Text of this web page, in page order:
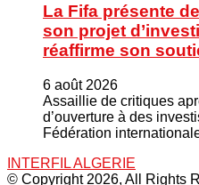
La Fifa présente
son projet
réaffirme son
6 août 2026
Assaillie de critiques
d’ouverture à des
Fédération
INTERFIL ALGERIE
© Copyright 2026, All Rights